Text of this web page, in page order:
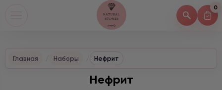
0
Главная Наборы Нефрит
Нефрит